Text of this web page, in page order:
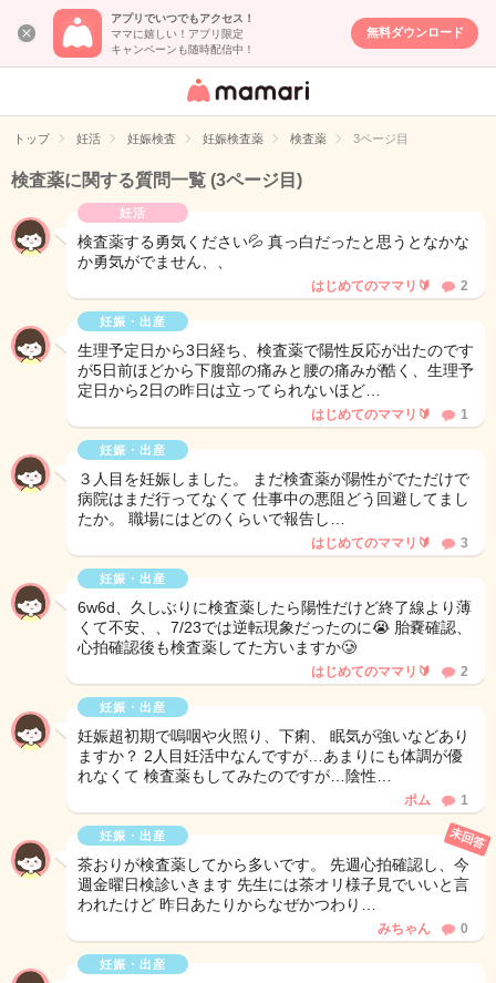
アプリでいつでもアクセス！
ママに嬉しい！アプリ限定
キャンペーンも随時配信中！
無料ダウンロード
女性専用匿名QA
イト
トップ 妊活 妊娠検査 妊娠検査薬 検査薬 3ページ目
検査薬に関する質問一覧 (3ページ目)
妊活
検査薬する勇気ください💦 真っ白だったと思うとなかな
か勇気がでません、、
はじめてのママリ🔰 2
妊娠・出産
生理予定日から3日経ち、検査薬で陽性反応が出たのです
が5日前ほどから下腹部の痛みと腰の痛みが酷く、生理予
定日から2日の昨日は立ってられないほど…
はじめてのママリ🔰 1
妊娠・出産
３人目を妊娠しました。 まだ検査薬が陽性がでただけで
病院はまだ行ってなくて 仕事中の悪阻どう回避してまし
たか。 職場にはどのくらいで報告し…
はじめてのママリ🔰 3
妊娠・出産
6w6d、久しぶりに検査薬したら陽性だけど終了線より薄
くて不安、、7/23では逆転現象だったのに😭 胎嚢確認、
心拍確認後も検査薬してた方いますか🥲
はじめてのママリ🔰 2
妊娠・出産
妊娠超初期で嗚咽や火照り、下痢、 眠気が強いなどあり
ますか？ 2人目妊活中なんですが…あまりにも体調が優
れなくて 検査薬もしてみたのですが…陰性…
ポム 1
妊娠・出産
茶おりが検査薬してから多いです。 先週心拍確認し、今
週金曜日検診いきます 先生には茶オリ様子見でいいと言
われたけど 昨日あたりからなぜかつわり…
未回答
みちゃん 0
妊娠・出産